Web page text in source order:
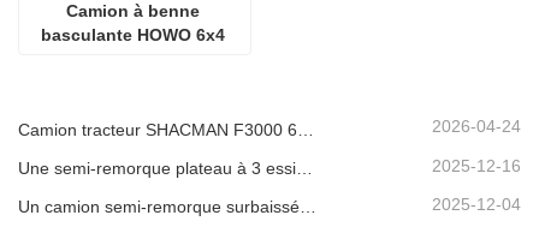
Camion à benne
basculante HOWO 6x4
2026-04-24
2025-12-16
Un camion semi-remorque surbaissée à 3 essieux sera expédié au Cameroun. 2025-12-04